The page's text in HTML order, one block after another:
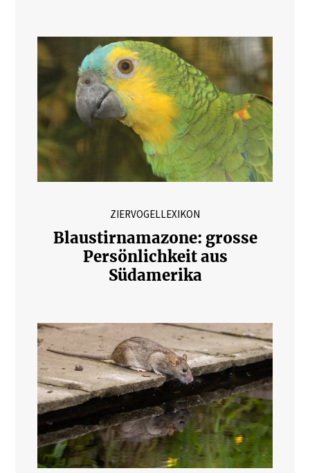
ZIERVOGELLEXIKON
Blaustirnamazone: grosse
Persönlichkeit aus
Südamerika